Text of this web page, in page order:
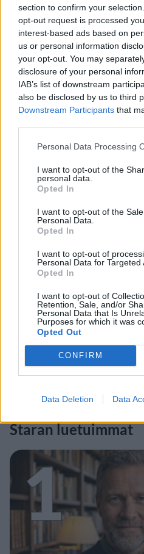
section to confirm your
opt-out request is processed
interest-based ads based on
us or personal information
your opt-out. You may
disclosure of your personal
IAB’s list of downstream
also be disclosed by us to third
Downstream Participants that
Personal Data Processing
I want to opt-out of the
personal data.
Opted In
I want to opt-out of the
Personal Data.
Opted In
I want to opt-out of
Personal Data for Targeted
Opted In
I want to opt-out of
Retention, Sale, and/or
Personal Data that Is
Purposes for which it was
Opted Out
CONFIRM
Data Deletion Data
Ilmoita virheestä· Tietoa meistä ·
Staran luetuimmat
1